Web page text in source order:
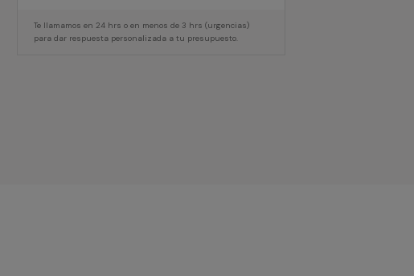
Te llamamos en 24 hrs o en menos de 3 hrs (urgencias)
para dar respuesta personalizada a tu presupuesto.